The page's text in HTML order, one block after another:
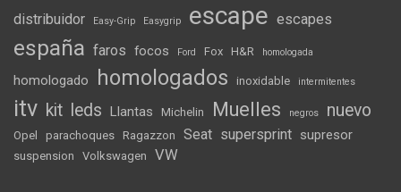
distribuidor Easy-Grip Easygrip escape escapes
españa faros focos Ford Fox H&R homologada
homologado homologados inoxidable intermitentes
itv kit leds Llantas Michelin Muelles negros nuevo
Opel parachoques Ragazzon Seat supersprint supresor
suspension Volkswagen VW